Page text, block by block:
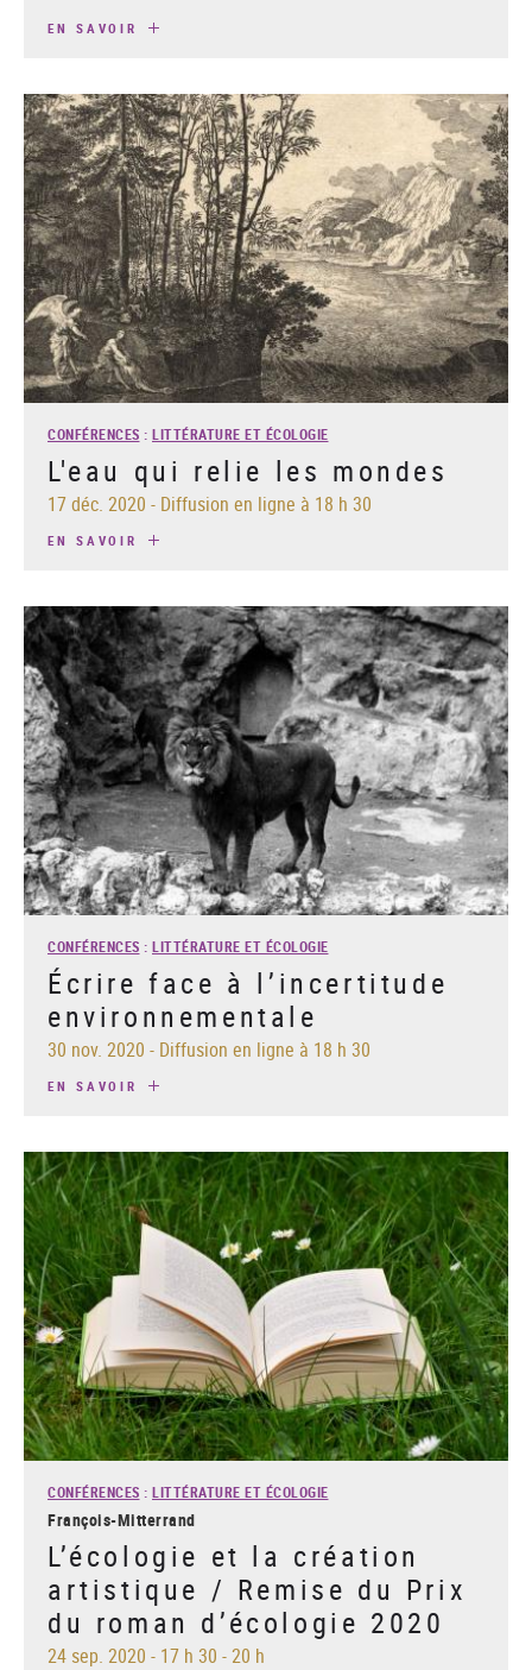
EN SAVOIR
CONFÉRENCES : LITTÉRATURE ET ÉCOLOGIE
L'eau qui relie les mondes
17 déc. 2020 - Diffusion en ligne à 18 h 30
EN SAVOIR
CONFÉRENCES : LITTÉRATURE ET ÉCOLOGIE
Écrire face à l’incertitude
environnementale
30 nov. 2020 - Diffusion en ligne à 18 h 30
EN SAVOIR
CONFÉRENCES : LITTÉRATURE ET ÉCOLOGIE
François-Mitterrand
L’écologie et la création
artistique / Remise du Prix
du roman d’écologie 2020
24 sep. 2020 - 17 h 30 - 20 h